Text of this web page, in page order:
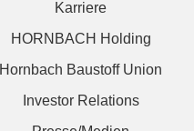
Karriere
HORNBACH Holding
Hornbach Baustoff Union
Investor Relations